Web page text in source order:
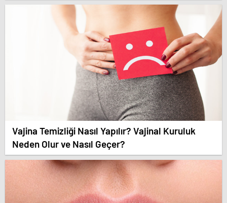
Vajina Temizliği Nasıl Yapılır? Vajinal Kuruluk
Neden Olur ve Nasıl Geçer?